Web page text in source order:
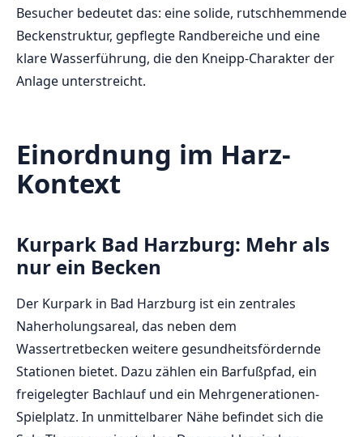
Besucher bedeutet das: eine solide, rutschhemmende
Beckenstruktur, gepflegte Randbereiche und eine
klare Wasserführung, die den Kneipp-Charakter der
Anlage unterstreicht.
Einordnung im Harz-
Kontext
Kurpark Bad Harzburg: Mehr als
nur ein Becken
Der Kurpark in Bad Harzburg ist ein zentrales
Naherholungsareal, das neben dem
Wassertretbecken weitere gesundheitsfördernde
Stationen bietet. Dazu zählen ein Barfußpfad, ein
freigelegter Bachlauf und ein Mehrgenerationen-
Spielplatz. In unmittelbarer Nähe befindet sich die